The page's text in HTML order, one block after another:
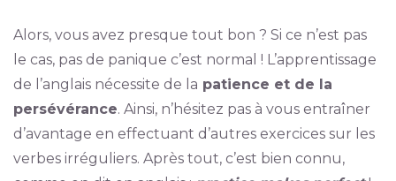
Alors, vous avez presque tout bon ? Si ce n’est pas
le cas, pas de panique c’est normal ! L’apprentissage
de l’anglais nécessite de la patience et de la
persévérance. Ainsi, n’hésitez pas à vous entraîner
d’avantage en effectuant d’autres exercices sur les
verbes irréguliers. Après tout, c’est bien connu,